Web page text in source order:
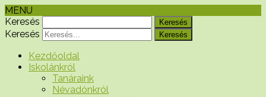
MENU
Keresés
Keresés
Kezdőoldal
Iskolánkról
Tanáraink
Névadónkról